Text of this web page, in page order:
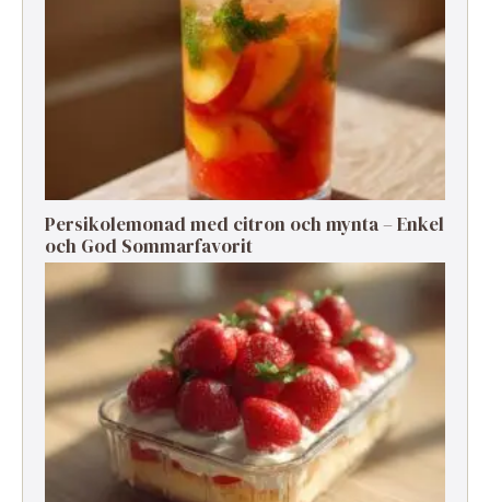
Persikolemonad med citron och mynta – Enkel
och God Sommarfavorit